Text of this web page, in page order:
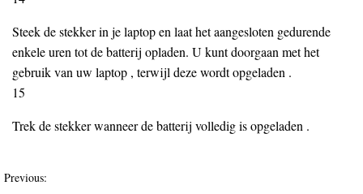
Steek de stekker in je laptop en laat het aangesloten gedurende
enkele uren tot de batterij opladen. U kunt doorgaan met het
gebruik van uw laptop , terwijl deze wordt opgeladen .
15
Trek de stekker wanneer de batterij volledig is opgeladen .
Previous: